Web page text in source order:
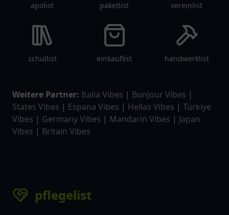
apolist paketlist vereinlist
schullist einkauflist handwerklist
Weitere Partner: Italia Vibes | Bonjour Vibes |
States Vibes | Espana Vibes | Hellas Vibes | Türkiye
Vibes | Germany Vibes | Mandarin Vibes | Japan
Vibes | Britain Vibes
pflegelist